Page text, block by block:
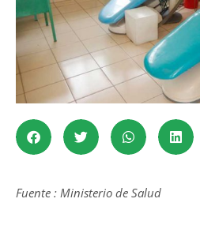
Fuente : Ministerio de Salud